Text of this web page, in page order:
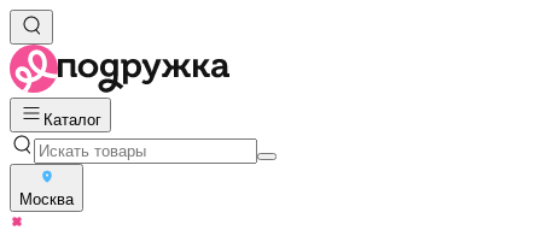
Каталог
Москва